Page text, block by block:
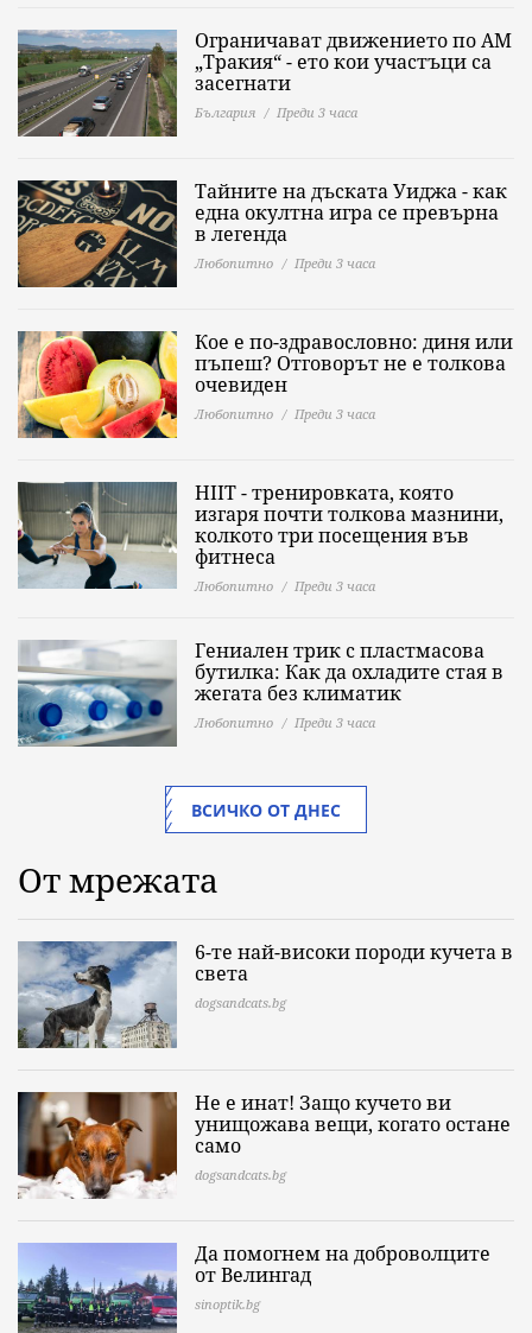
Ограничават движението по АМ
„Тракия“ - ето кои участъци са
засегнати
България Преди 3 часа
Тайните на дъската Уиджа - как
една окултна игра се превърна
в легенда
Любопитно Преди 3 часа
Кое е по-здравословно: диня или
пъпеш? Отговорът не е толкова
очевиден
Любопитно Преди 3 часа
HIIT - тренировката, която
изгаря почти толкова мазнини,
колкото три посещения във
фитнеса
Любопитно Преди 3 часа
Гениален трик с пластмасова
бутилка: Как да охладите стая в
жегата без климатик
Любопитно Преди 3 часа
ВСИЧКО ОТ ДНЕС
От мрежата
6-те най-високи породи кучета в
света
dogsandcats.bg
Не е инат! Защо кучето ви
унищожава вещи, когато остане
само
dogsandcats.bg
Да помогнем на доброволците
от Велингад
sinoptik.bg